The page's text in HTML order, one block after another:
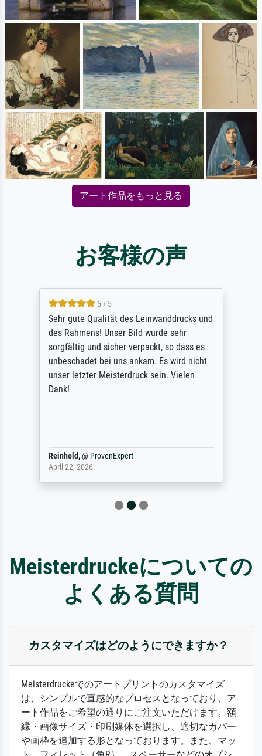
アート作品をもっと見る
お客様の声
5 / 5
Sehr gute Qualität des Leinwanddrucks und
des Rahmens! Unser Bild wurde sehr
sorgfältig und sicher verpackt, so dass es
unbeschadet bei uns ankam. Es wird nicht
unser letzter Meisterdruck sein. Vielen
Dank!
Reinhold,@ ProvenExpert
April 22, 2026
Meisterdruckeについての
よくある質問
カスタマイズはどのようにできますか？
Meisterdruckeでのアートプリントのカスタマイズ
は、シンプルで直感的なプロセスとなっており、ア
ート作品をご希望の通りにご注文いただけます。額
縁・画像サイズ・印刷媒体を選択し、適切なカバー
や画枠を追加する形となっております。また、マッ